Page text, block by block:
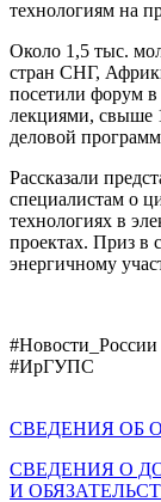
технологиям на
Около 1,5 тыс.
стран СНГ,
посетили форум в
лекциями, свыше
деловой
Рассказали
специалистам о
технологиях в
проектах. Приз в
энергичному
#Новости_России
#ИрГУПС
СВЕДЕНИЯ ОБ
СВЕДЕНИЯ О
И